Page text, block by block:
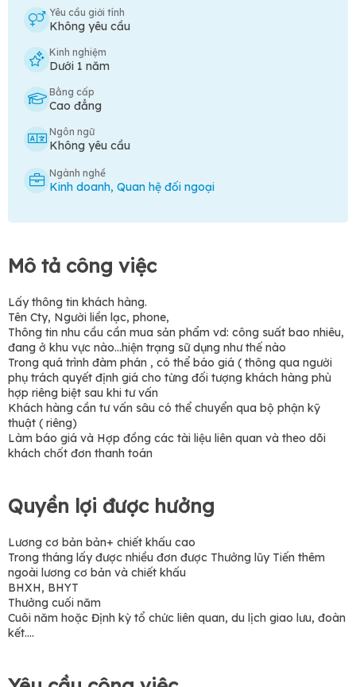
Yêu cầu giới tính
Không yêu cầu
Kinh nghiệm
Dưới 1 năm
Bằng cấp
Cao đẳng
Ngôn ngữ
Không yêu cầu
Ngành nghề
Kinh doanh, Quan hệ đối ngoại
Mô tả công việc
Lấy thông tin khách hàng.
Tên Cty, Người liền lạc, phone,
Thông tin nhu cầu cần mua sản phẩm vd: công suất bao nhiêu,
đang ở khu vực nào...hiện trạng sữ dụng như thế nào
Trong quá trình đàm phán , có thể báo giá ( thông qua người
phụ trách quyết định giá cho từng đối tượng khách hàng phù
hợp riêng biệt sau khi tư vấn
Khách hàng cần tư vấn sâu có thể chuyển qua bộ phận kỹ
thuật ( riêng)
Làm báo giá và Hợp đồng các tài liệu liên quan và theo dõi
khách chốt đơn thanh toán
Quyền lợi được hưởng
Lương cơ bản bản+ chiết khấu cao
Trong tháng lấy được nhiều đơn được Thưởng lũy Tiến thêm
ngoài lương cơ bản và chiết khấu
BHXH, BHYT
Thưởng cuối năm
Cuôi năm hoặc Định kỳ tổ chức liên quan, du lịch giao lưu, đoàn
kết....